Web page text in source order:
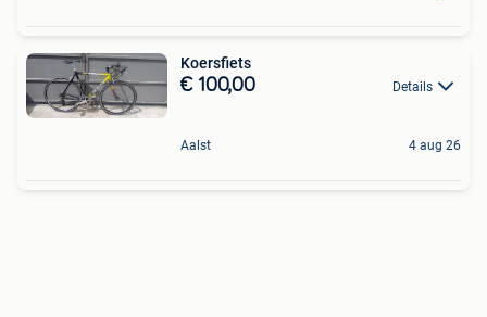
Koersfiets
€ 100,00 Details
Aalst 4 aug 26